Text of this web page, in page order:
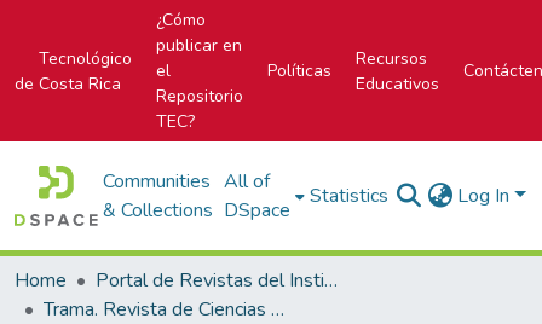
Tecnológico
de Costa Rica
¿Cómo
publicar en
el
Repositorio
TEC?
Políticas
Recursos
Educativos
Communities
& Collections
All of
DSpace
Statistics Log In
Home
Portal de Revistas del Instituto Tecnológico de Costa Rica
Trama. Revista de Ciencias Sociales y Humanidades